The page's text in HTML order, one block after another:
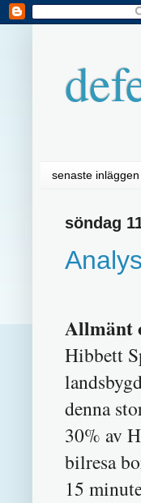
senaste inläggen
söndag
Allmänt
Hibbett
denna
30% av
bilresa
15